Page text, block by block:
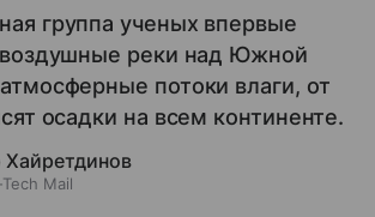
группа ученых впервые
воздушные реки над Южной
потоки влаги, от
осадки на всем континенте.
Mail